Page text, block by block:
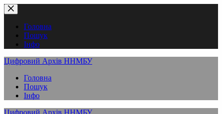
Перейти
до
вмістуГоловна
Пошук
Інфо
Цифровий Архів ННМБУ
Головна
Пошук
Інфо
Цифровий Архів ННМБУ